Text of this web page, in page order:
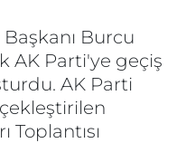
Burcu
AK Parti'ye geçiş
AK Parti
Toplantısı